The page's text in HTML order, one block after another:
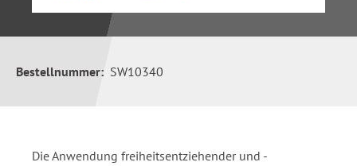
Bestellnummer: SW10340
Die Anwendung freiheitsentziehender und -